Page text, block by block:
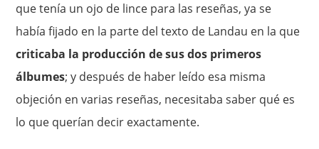
que tenía un ojo de lince para las reseñas, ya se
había fijado en la parte del texto de Landau en la que
criticaba la producción de sus dos primeros
álbumes; y después de haber leído esa misma
objeción en varias reseñas, necesitaba saber qué es
lo que querían decir exactamente.